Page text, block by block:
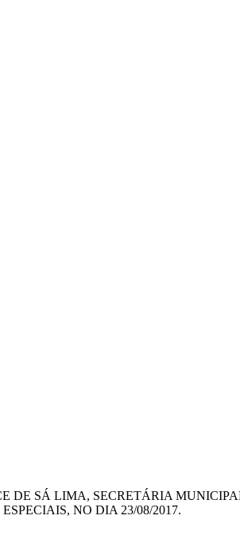
DE SÁ LIMA, SECRETÁRIA
NO DIA 23/08/2017.